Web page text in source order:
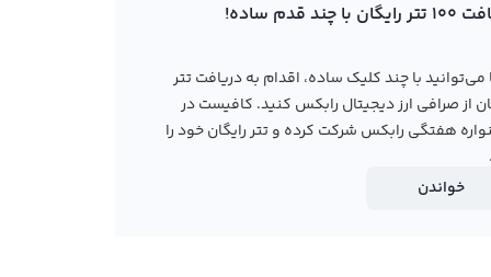
با چند قدم ساده!
با چند کلیک ساده، اقدام به دریافت تتر
از صرافی ارز دیجیتال رابکس کنید. کافیست در
هفتگی رابکس شرکت کرده و تتر رایگان خود را
خواندن